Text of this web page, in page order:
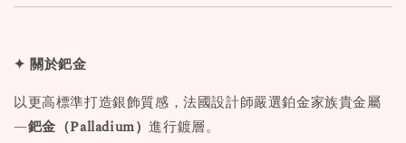
✦ 關於鈀金
以更高標準打造銀飾質感，法國設計師嚴選鉑金家族貴金屬
—鈀金（Palladium）進行鍍層。